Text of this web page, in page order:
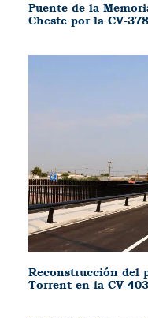
Puente de la
Cheste por la CV-378
Reconstrucción del
Torrent en la CV-